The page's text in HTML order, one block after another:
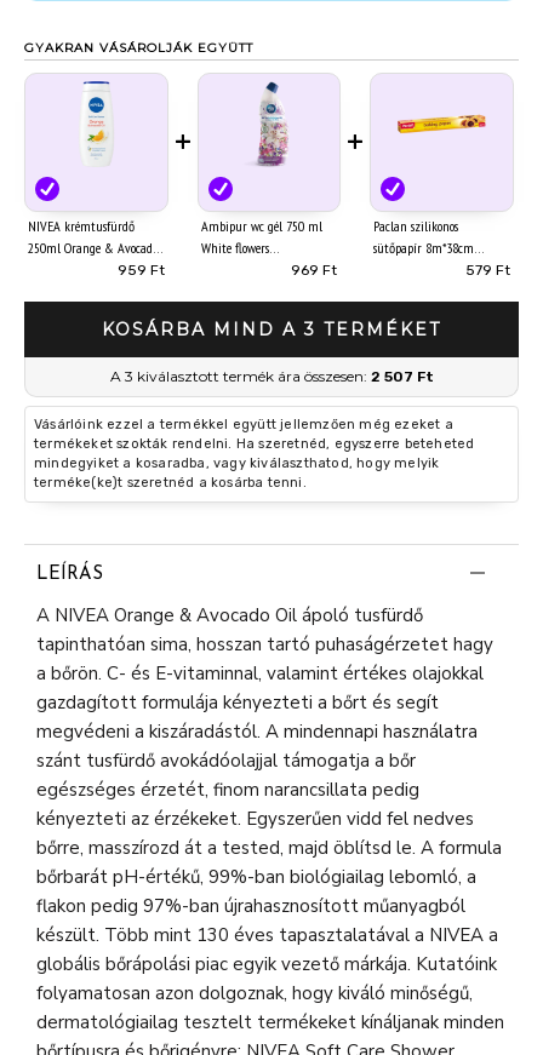
GYAKRAN VÁSÁROLJÁK EGYÜTT
NIVEA krémtusfürdő
250ml Orange & Avocado
959 Ft
+
Ambipur wc gél 750 ml
White flowers
969 Ft
+
Paclan szilikonos
sütőpapír 8m*38cm
579 Ft
KOSÁRBA MIND A 3 TERMÉKET
A 3 kiválasztott termék ára összesen: 2 507 Ft
Vásárlóink ezzel a termékkel együtt jellemzően még ezeket a
termékeket szokták rendelni. Ha szeretnéd, egyszerre beteheted
mindegyiket a kosaradba, vagy kiválaszthatod, hogy melyik
terméke(ke)t szeretnéd a kosárba tenni.
LEÍRÁS
A NIVEA Orange & Avocado Oil ápoló tusfürdő
tapinthatóan sima, hosszan tartó puhaságérzetet hagy
a bőrön. C- és E-vitaminnal, valamint értékes olajokkal
gazdagított formulája kényezteti a bőrt és segít
megvédeni a kiszáradástól. A mindennapi használatra
szánt tusfürdő avokádóolajjal támogatja a bőr
egészséges érzetét, finom narancsillata pedig
kényezteti az érzékeket. Egyszerűen vidd fel nedves
bőrre, masszírozd át a tested, majd öblítsd le. A formula
bőrbarát pH-értékű, 99%-ban biológiailag lebomló, a
flakon pedig 97%-ban újrahasznosított műanyagból
készült. Több mint 130 éves tapasztalatával a NIVEA a
globális bőrápolási piac egyik vezető márkája. Kutatóink
folyamatosan azon dolgoznak, hogy kiváló minőségű,
dermatológiailag tesztelt termékeket kínáljanak minden